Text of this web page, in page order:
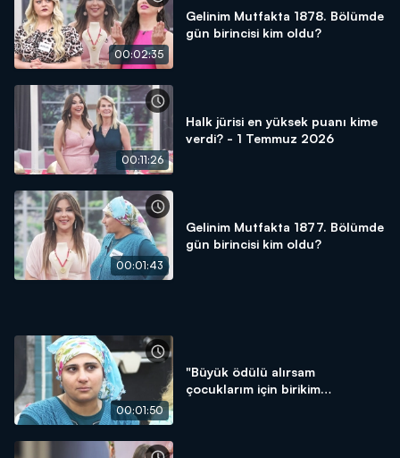
00:02:35
Gelinim Mutfakta 1878. Bölümde
gün birincisi kim oldu?
00:11:26
Halk jürisi en yüksek puanı kime
verdi? - 1 Temmuz 2026
00:01:43
Gelinim Mutfakta 1877. Bölümde
gün birincisi kim oldu?
00:01:50
"Büyük ödülü alırsam
çocuklarım için birikim